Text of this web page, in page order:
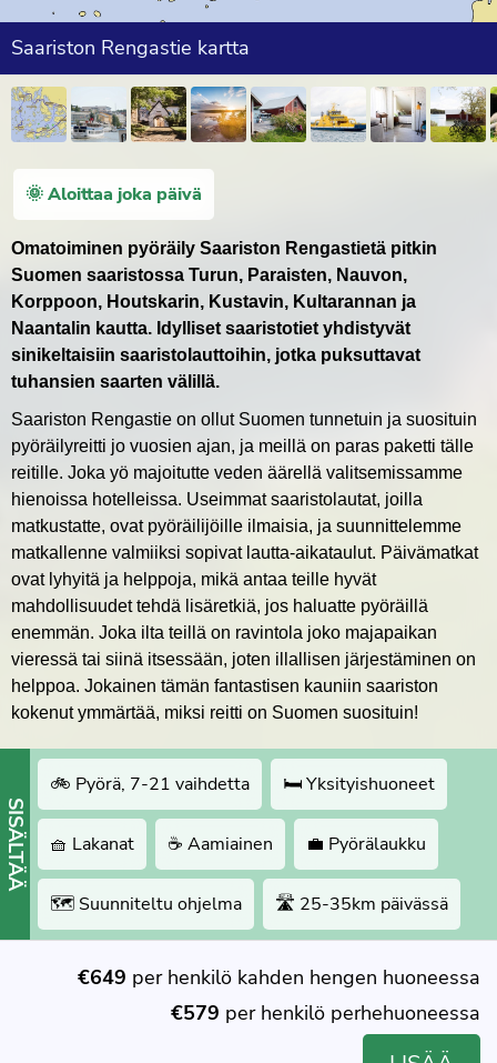
Saariston Rengastie kartta
🌞 Aloittaa joka päivä
Omatoiminen pyöräily Saariston Rengastietä pitkin
Suomen saaristossa Turun, Paraisten, Nauvon,
Korppoon, Houtskarin, Kustavin, Kultarannan ja
Naantalin kautta. Idylliset saaristotiet yhdistyvät
sinikeltaisiin saaristolauttoihin, jotka puksuttavat
tuhansien saarten välillä.
Saariston Rengastie on ollut Suomen tunnetuin ja suosituin
pyöräilyreitti jo vuosien ajan, ja meillä on paras paketti tälle
reitille. Joka yö majoitutte veden äärellä valitsemissamme
hienoissa hotelleissa. Useimmat saaristolautat, joilla
matkustatte, ovat pyöräilijöille ilmaisia, ja suunnittelemme
matkallenne valmiiksi sopivat lautta-aikataulut. Päivämatkat
ovat lyhyitä ja helppoja, mikä antaa teille hyvät
mahdollisuudet tehdä lisäretkiä, jos haluatte pyöräillä
enemmän. Joka ilta teillä on ravintola joko majapaikan
vieressä tai siinä itsessään, joten illallisen järjestäminen on
helppoa. Jokainen tämän fantastisen kauniin saariston
kokenut ymmärtää, miksi reitti on Suomen suosituin!
SISÄLTÄÄ
🚲 Pyörä, 7-21 vaihdetta 🛏 Yksityishuoneet
🧺 Lakanat ☕️ Aamiainen 💼 Pyörälaukku
🗺 Suunniteltu ohjelma 🛣 25-35km päivässä
€649 per henkilö kahden hengen huoneessa
€579 per henkilö perhehuoneessa